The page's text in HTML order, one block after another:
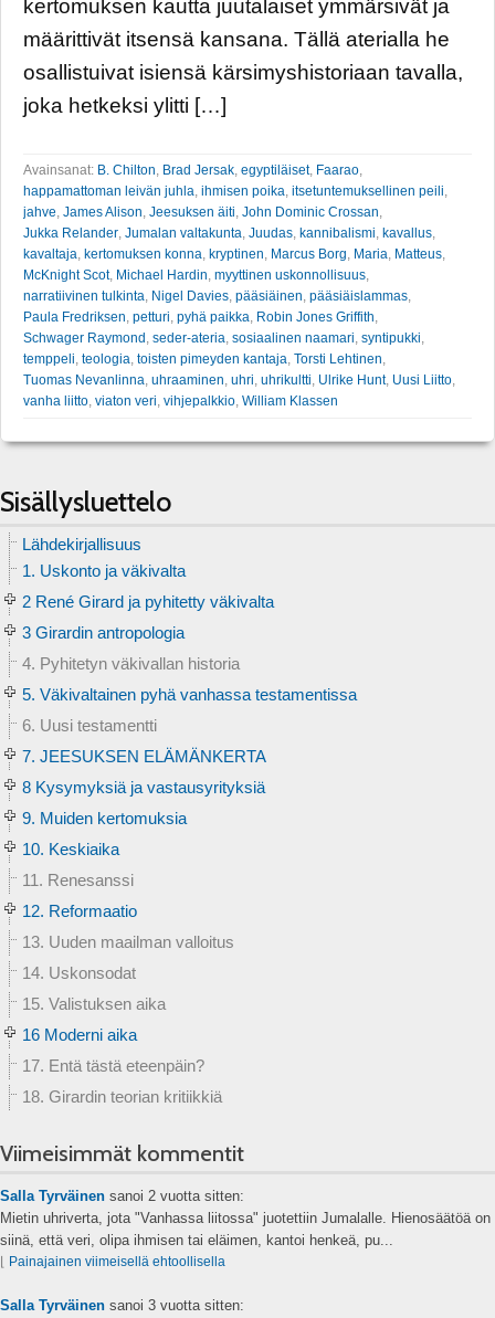
kertomuksen kautta juutalaiset ymmärsivät ja
määrittivät itsensä kansana. Tällä aterialla he
osallistuivat isiensä kärsimyshistoriaan tavalla,
joka hetkeksi ylitti […]
Avainsanat: B. Chilton, Brad Jersak, egyptiläiset, Faarao,
happamattoman leivän juhla, ihmisen poika, itsetuntemuksellinen peili,
jahve, James Alison, Jeesuksen äiti, John Dominic Crossan,
Jukka Relander, Jumalan valtakunta, Juudas, kannibalismi, kavallus,
kavaltaja, kertomuksen konna, kryptinen, Marcus Borg, Maria, Matteus,
McKnight Scot, Michael Hardin, myyttinen uskonnollisuus,
narratiivinen tulkinta, Nigel Davies, pääsiäinen, pääsiäislammas,
Paula Fredriksen, petturi, pyhä paikka, Robin Jones Griffith,
Schwager Raymond , seder-ateria, sosiaalinen naamari, syntipukki,
temppeli, teologia, toisten pimeyden kantaja, Torsti Lehtinen,
Tuomas Nevanlinna, uhraaminen, uhri, uhrikultti, Ulrike Hunt, Uusi Liitto,
vanha liitto, viaton veri, vihjepalkkio, William Klassen
Sisällysluettelo
Lähdekirjallisuus
1. Uskonto ja väkivalta
2 René Girard ja pyhitetty väkivalta
3 Girardin antropologia
4. Pyhitetyn väkivallan historia
5. Väkivaltainen pyhä vanhassa testamentissa
6. Uusi testamentti
7. JEESUKSEN ELÄMÄNKERTA
8 Kysymyksiä ja vastausyrityksiä
9. Muiden kertomuksia
10. Keskiaika
11. Renesanssi
12. Reformaatio
13. Uuden maailman valloitus
14. Uskonsodat
15. Valistuksen aika
16 Moderni aika
17. Entä tästä eteenpäin?
18. Girardin teorian kritiikkiä
Viimeisimmät kommentit
Salla Tyrväinen sanoi 2 vuotta sitten:
Mietin uhriverta, jota "Vanhassa liitossa" juotettiin Jumalalle. Hienosäätöä on
siinä, että veri, olipa ihmisen tai eläimen, kantoi henkeä, pu...
Painajainen viimeisellä ehtoollisella
Salla Tyrväinen sanoi 3 vuotta sitten: